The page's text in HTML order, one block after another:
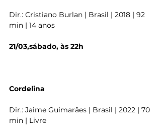
Dir.: Cristiano Burlan | Brasil | 2018 | 92
min | 14 anos
21/03,sábado, às 22h
Cordelina
Dir.: Jaime Guimarães | Brasil | 2022 | 70
min | Livre